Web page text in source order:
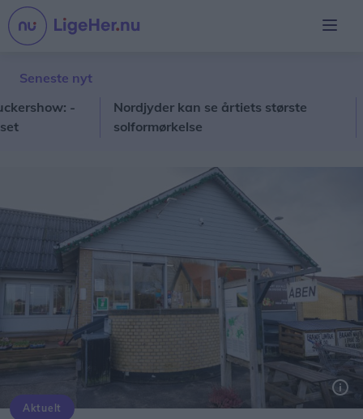
Seneste nyt
-
Nordjyder kan se årtiets største
solformørkelse
Aktuelt